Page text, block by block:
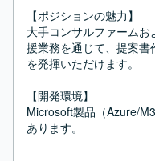
【ポジションの魅力】
大手コンサルファーム
援業務を通じて、提案
を発揮いただけます。
【開発環境】
Microsoft製品（Azure/
あります。